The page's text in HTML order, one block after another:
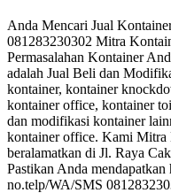
Anda Mencari Jual
081283230302 Mitra
Permasalahan Kontainer
adalah Jual Beli dan
kontainer, kontainer
kontainer office, kontainer
dan modifikasi kontainer
kontainer office. Kami Mitra
beralamatkan di Jl. Raya
Pastikan Anda
no.telp/WA/SMS